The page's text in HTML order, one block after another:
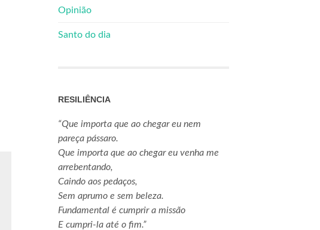
Opinião
Santo do dia
RESILIÊNCIA
“Que importa que ao chegar eu nem
pareça pássaro.
Que importa que ao chegar eu venha me
arrebentando,
Caindo aos pedaços,
Sem aprumo e sem beleza.
Fundamental é cumprir a missão
E cumpri-la até o fim.”